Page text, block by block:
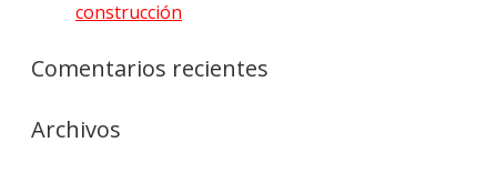
construcción
Comentarios recientes
Archivos